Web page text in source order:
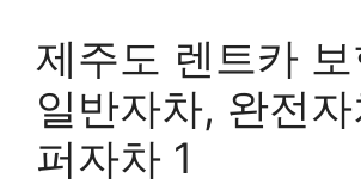
제주도 렌트카
일반자차, 완전
퍼자차 1